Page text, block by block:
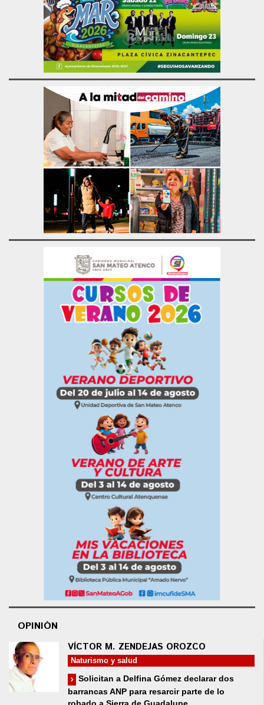
OPINIÓN
VÍCTOR M. ZENDEJAS OROZCO
Naturismo y salud
Solicitan a Delfina Gómez declarar dos
barrancas ANP para resarcir parte de lo
robado a Sierra de Guadalupe